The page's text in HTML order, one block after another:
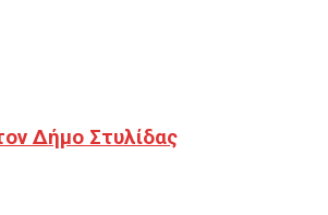
Δήμο Στυλίδας